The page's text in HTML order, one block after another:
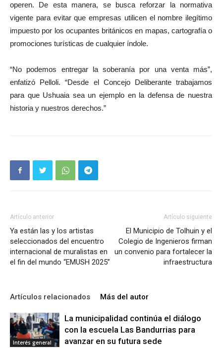
operen. De esta manera, se busca reforzar la normativa
vigente para evitar que empresas utilicen el nombre ilegítimo
impuesto por los ocupantes británicos en mapas, cartografía o
promociones turísticas de cualquier índole.
“No podemos entregar la soberanía por una venta más”,
enfatizó Pelloli. “Desde el Concejo Deliberante trabajamos
para que Ushuaia sea un ejemplo en la defensa de nuestra
historia y nuestros derechos.”
Artículo anterior
Ya están las y los artistas
seleccionados del encuentro
internacional de muralistas en
el fin del mundo “EMUSH 2025”
Artículo siguiente
El Municipio de Tolhuin y el
Colegio de Ingenieros firman
un convenio para fortalecer la
infraestructura
Artículos relacionados Más del autor
Interés general
La municipalidad continúa el diálogo
con la escuela Las Bandurrias para
avanzar en su futura sede